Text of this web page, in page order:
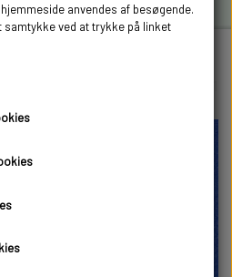
& 3D
AARHUS M.FL.
og lysprint
anvendes af besøgende.
samtykke ved at trykke på linket